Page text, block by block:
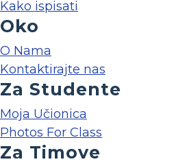
Kako ispisati
Oko
O Nama
Kontaktirajte nas
Za Studente
Moja Učionica
Photos For Class
Za Timove